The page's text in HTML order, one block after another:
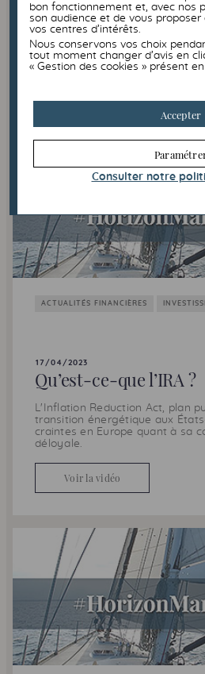
L’objectif des banques
l’inflation en ralentissant la
Quelles conséquences sur les
les taux de change, le crédit et
ACTUALITÉS FINANCIÈRES
17/04/2023
Qu’est-ce-que l’IRA ?
L' Inflation Reduction Act, plan
transition énergétique aux
craintes en Europe quant à sa
déloyale.
Voir la vidéo
bon fonctionnement et, avec nos
son audience et de vous
vos centres d’intérêts.
Nous conservons vos choix
tout moment changer d’avis en
« Gestion des cookies » présent
Accepter
Consulter notre